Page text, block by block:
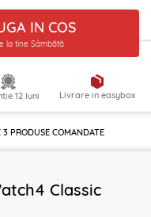
IN COS
la tine Sâmbătă
12 luni Livrare in easybox
3 PRODUSECOMANDATE
Classic